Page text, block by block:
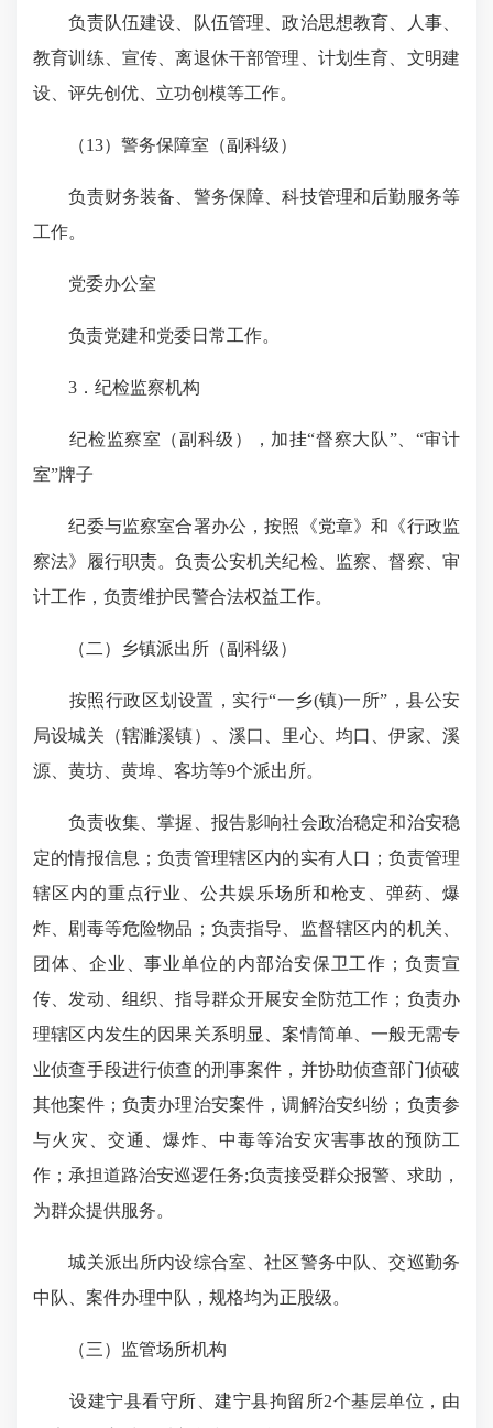
负责队伍建设、队伍管理、政治思想教育、人事、
教育训练、宣传、离退休干部管理、计划生育、文明建
设、评先创优、立功创模等工作。
（13）警务保障室（副科级）
负责财务装备、警务保障、科技管理和后勤服务等
工作。
党委办公室
负责党建和党委日常工作。
3 ．纪检监察机构
纪检监察室（副科级），加挂“督察大队”、 “审计
室”牌子
纪委与监察室合署办公，按照《党章》和《行政监
察法》履行职责。负责公安机关纪检、监察、督察、审
计工作，负责维护民警合法权益工作。
（二）乡镇派出所 （副科级）
按照行政区划设置，实行“一乡(镇)一所” ，县公安
局设城关（辖濉溪镇）、溪口、里心、均口、伊家、溪
源、黄坊、黄埠、客坊等9个派出所。
负责收集、掌握、报告影响社会政治稳定和治安稳
定的情报信息；负责管理辖区内的实有人口；负责管理
辖区内的重点行业、公共娱乐场所和枪支、弹药、爆
炸、剧毒等危险物品；负责指导、监督辖区内的机关、
团体、企业、事业单位的内部治安保卫工作；负责宣
传、发动、组织、指导群众开展安全防范工作；负责办
理辖区内发生的因果关系明显、案情简单、一般无需专
业侦查手段进行侦查的刑事案件，并协助侦查部门侦破
其他案件；负责办理治安案件，调解治安纠纷；负责参
与火灾、交通、爆炸、中毒等治安灾害事故的预防工
作；承担道路治安巡逻任务;负责接受群众报警、求助，
为群众提供服务。
城关派出所内设综合室、社区警务中队、交巡勤务
中队、案件办理中队，规格均为正股级。
（三）监管场所机构
设建宁县看守所、建宁县拘留所2个基层单位，由